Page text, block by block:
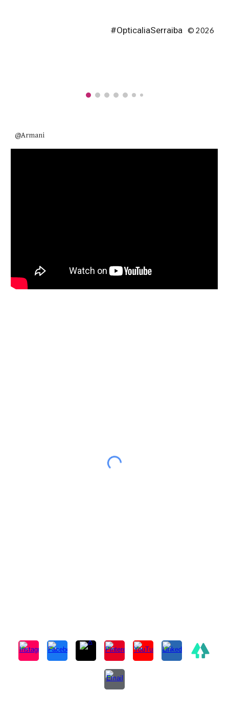
#OpticaliaSerraiba © 2026
@Armani